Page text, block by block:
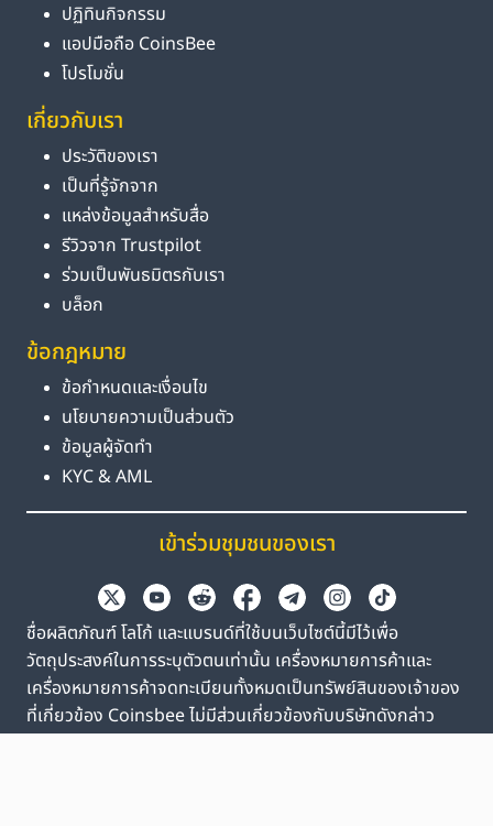
ปฏิทินกิจกรรม
แอปมือถือ CoinsBee
โปรโมชั่น
เกี่ยวกับเรา
ประวัติของเรา
เป็นที่รู้จักจาก
แหล่งข้อมูลสำหรับสื่อ
รีวิวจาก Trustpilot
ร่วมเป็นพันธมิตรกับเรา
บล็อก
ข้อกฎหมาย
ข้อกำหนดและเงื่อนไข
นโยบายความเป็นส่วนตัว
ข้อมูลผู้จัดทำ
KYC & AML
เข้าร่วมชุมชนของเรา
ชื่อผลิตภัณฑ์ โลโก้ และแบรนด์ที่ใช้บนเว็บไซต์นี้มีไว้เพื่อ
วัตถุประสงค์ในการระบุตัวตนเท่านั้น เครื่องหมายการค้าและ
เครื่องหมายการค้าจดทะเบียนทั้งหมดเป็นทรัพย์สินของเจ้าของ
ที่เกี่ยวข้อง Coinsbee ไม่มีส่วนเกี่ยวข้องกับบริษัทดังกล่าว